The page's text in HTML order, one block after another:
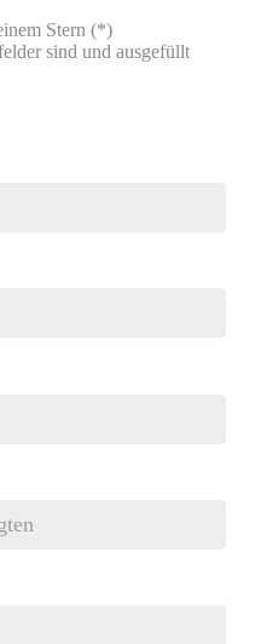
Stern (*)
sind und ausgefüllt